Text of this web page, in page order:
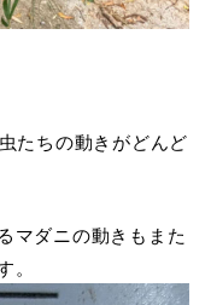
たちの動きがどんど
マダニの動きもまた